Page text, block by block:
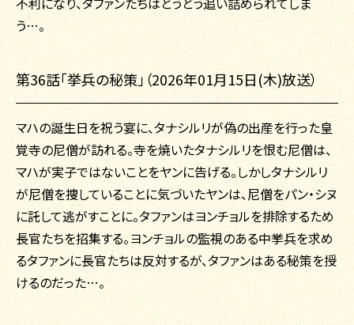
う…。
第36話「挙兵の秘策」（2026年01月15日(木)放送）
マハの誕生日を祝う宴に、タナシルリが偽の出産を行った皇
覚寺の尼僧が訪れる。寺を焼いたタナシルリを恨む尼僧は、
マハが実子ではないことをヤンに告げる。しかしタナシルリ
が尼僧を捜していることに気づいたヤンは、尼僧をパン・シヌ
に託して逃がすことに。タファンはヨンチョルを排除するため
長官たちを招集する。ヨンチョルの監視のある中挙兵を求め
るタファンに長官たちは反対するが、タファンはある秘策を授
けるのだった…。